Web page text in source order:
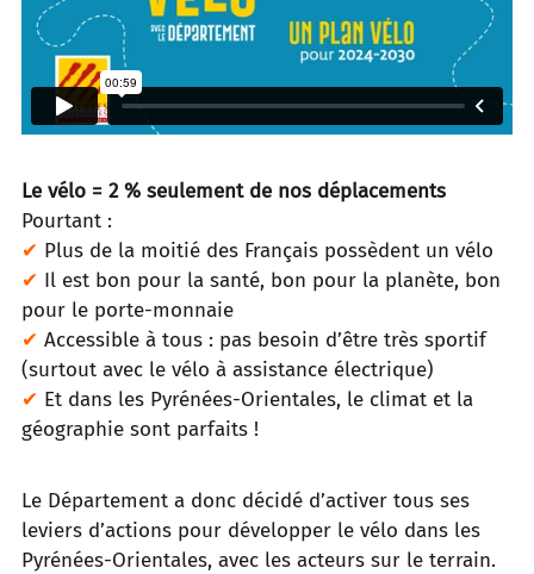
Le vélo = 2 % seulement de nos déplacements
Pourtant :
✔ Plus de la moitié des Français possèdent un vélo
✔ Il est bon pour la santé, bon pour la planète, bon
pour le porte-monnaie
✔ Accessible à tous : pas besoin d’être très sportif
(surtout avec le vélo à assistance électrique)
✔ Et dans les Pyrénées-Orientales, le climat et la
géographie sont parfaits !
Le Département a donc décidé d’activer tous ses
leviers d’actions pour développer le vélo dans les
Pyrénées-Orientales, avec les acteurs sur le terrain.